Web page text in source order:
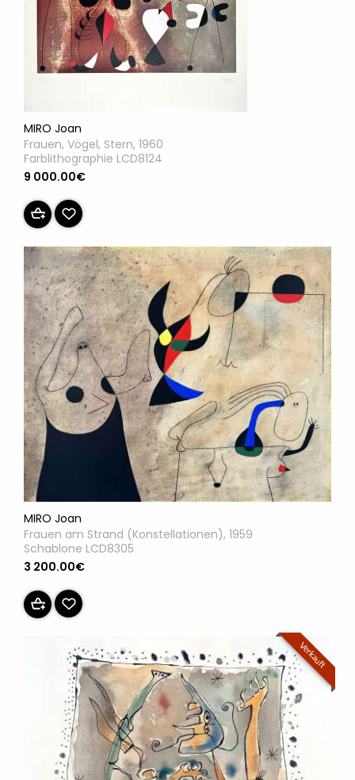
MIRO Joan
Frauen, Vögel, Stern, 1960
Farblithographie LCD8124
9 000.00€
MIRO Joan
Frauen am Strand (Konstellationen), 1959
Schablone LCD8305
3 200.00€
Verkauft